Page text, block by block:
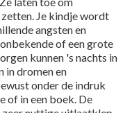
Je kindje wordt
angsten en
of een grote
kunnen 's nachts in
in dromen en
onder de indruk
of in een boek. De